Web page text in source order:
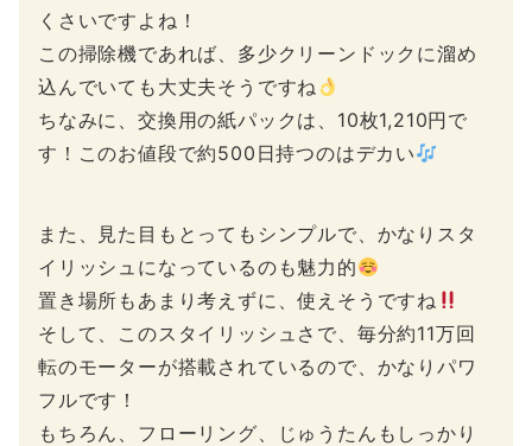
くさいですよね！
この掃除機であれば、多少クリーンドックに溜め
込んでいても大丈夫そうですね
ちなみに、交換用の紙パックは、10枚1,210円で
す！このお値段で約500日持つのはデカい
また、見た目もとってもシンプルで、かなりスタ
イリッシュになっているのも魅力的
置き場所もあまり考えずに、使えそうですね
そして、このスタイリッシュさで、毎分約11万回
転のモーターが搭載されているので、かなりパワ
フルです！
もちろん、フローリング、じゅうたんもしっかり